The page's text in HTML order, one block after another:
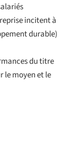
incitent à
durable)
du titre
le moyen et le